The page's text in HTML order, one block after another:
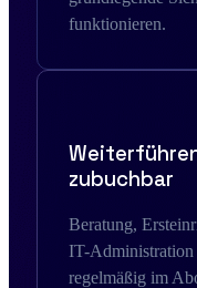
funktionieren.
zubuchbar
Beratung,
IT-Administration
regelmäßig im